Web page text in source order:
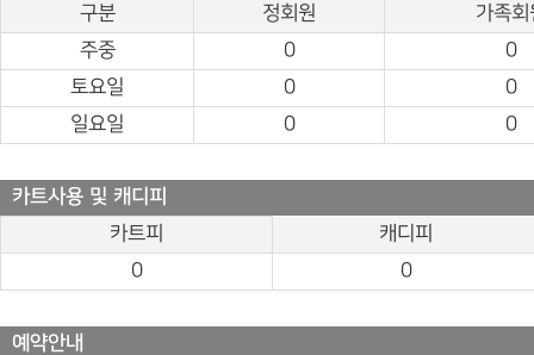
구분
정회원
가족회
주중
0
0
토요일
0
0
일요일
0 0
카트사용 및 캐디피
카트피
캐디피
0
0
예약안내